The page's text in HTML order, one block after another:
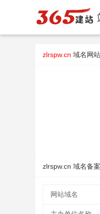
zlrspw.cn 域名网
zlrspw.cn 域名备
网站域名